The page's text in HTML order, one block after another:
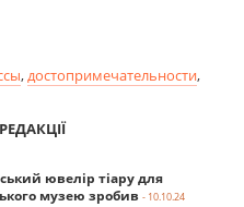
,достопримечательности,
ювелір тіару для
музею зробив - 10.10.24